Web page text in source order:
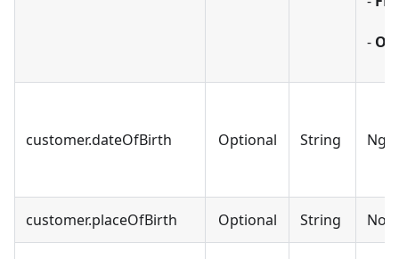
-
customer.dateOfBirth Optional String
customer.placeOfBirth Optional String Nơi